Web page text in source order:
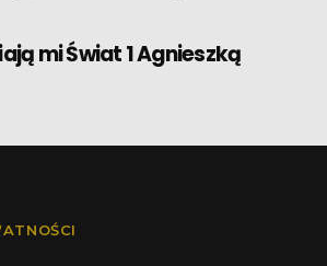
mi Świat 1 Agnieszką